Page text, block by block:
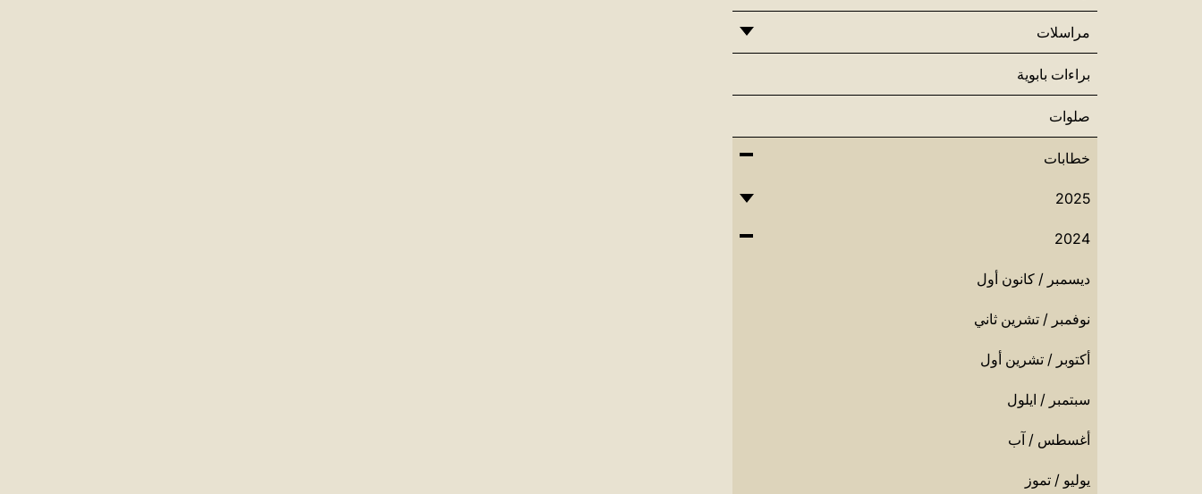
مراسلات
براءات بابوية
صلوات
خطابات
2025
2024
ديسمبر / كانون أول
نوفمبر / تشرين ثاني
أكتوبر / تشرين أول
سبتمبر / ايلول
أغسطس / آب
يوليو / تموز